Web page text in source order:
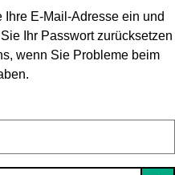
E-Mail-Adresse ein und
Ihr Passwort zurücksetzen
wenn Sie Probleme beim